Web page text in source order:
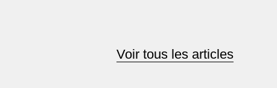
Voir tous les articles